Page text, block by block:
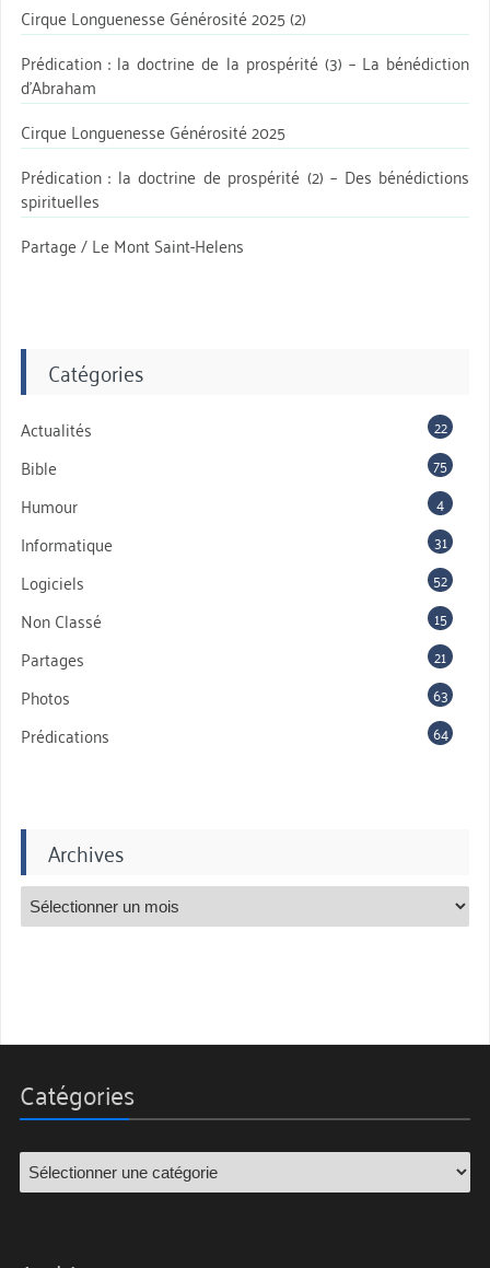
Cirque Longuenesse Générosité 2025 (2)
Prédication : la doctrine de la prospérité (3) – La bénédiction
d’Abraham
Cirque Longuenesse Générosité 2025
Prédication : la doctrine de prospérité (2) – Des bénédictions
spirituelles
Partage / Le Mont Saint-Helens
Catégories
Actualités 22
Bible 75
Humour 4
Informatique 31
Logiciels 52
Non Classé 15
Partages 21
Photos 63
Prédications 64
Archives
Catégories